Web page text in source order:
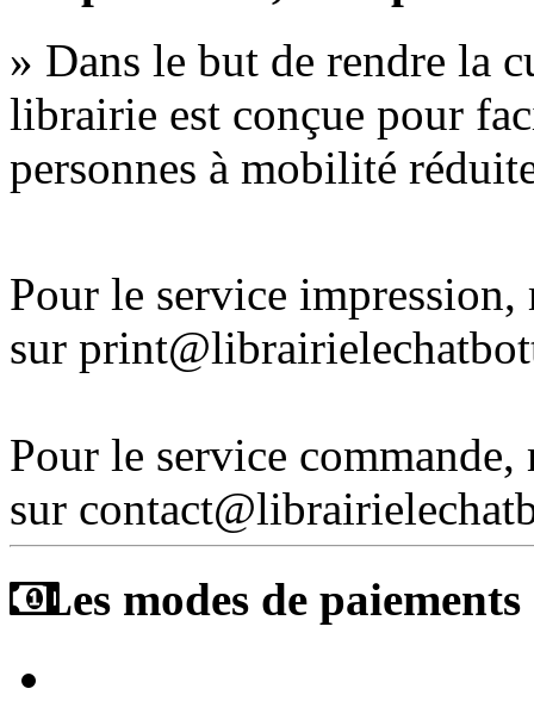
» Dans le but de rendre la
librairie est conçue pour
personnes à mobilité
Pour le service
sur
Pour le service
sur
Les modes de